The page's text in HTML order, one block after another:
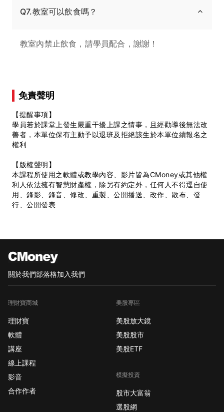
Q7.教室可以飲食嗎？
教室內禁止飲食，請學員配合，謝謝！
免責聲明
【提醒事項】
學員若於課堂上發生嚴重干擾上課之情事，且經勸導後無法改
善者，本單位保有主動予以退班及拒絕該生於本單位續報名之
權利
【版權聲明】
本課程所使用之軟體或教學內容、影片皆為CMoney或其他權
利人依法擁有智慧財產權，除另有約定外，任何人不得逕自使
用、錄影、錄音、修改、重製、公開播送、改作、散布、發
行、公開發表
關於我們部落格加入我們
理財寶商城
理財寶
軟體
講座
線上課程
影音
合作作者
美股專區
美股放大鏡
美股股市
美股ETF
模擬投資
股市大富翁
選股網